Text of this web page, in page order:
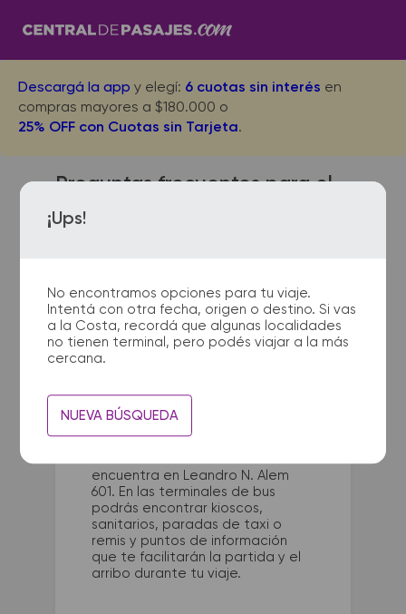
Descargá la app y elegí: 6 cuotas sin interés en
compras mayores a $180.000 o
25% OFF con Cuotas sin Tarjeta.
¡Ups!
No encontramos opciones para tu viaje.
Intentá con otra fecha, origen o destino. Si vas
a la Costa, recordá que algunas localidades
no tienen terminal, pero podés viajar a la más
cercana.
NUEVA BÚSQUEDA
Preguntas frecuentes para el
viaje desde 30 de Agosto a
Cañuelas
¿Dónde quedan las
terminales de micro de 30 de
Agosto a Cañuelas?
La terminal de ómnibus de 30 de
encuentra en Leandro N. Alem
601. En las terminales de bus
podrás encontrar kioscos,
sanitarios, paradas de taxi o
remis y puntos de información
que te facilitarán la partida y el
arribo durante tu viaje.